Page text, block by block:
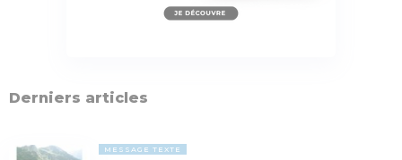
Derniers articles
MESSAGE TEXTE